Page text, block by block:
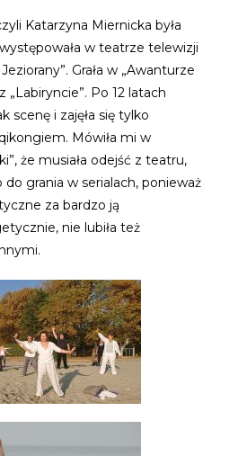
Katarzyna Miernicka była
w teatrze telewizji
Grała w „Awanturze
„Labiryncie”. Po 12 latach
scenę i zajęła się tylko
Mówiła mi w
że musiała odejść z teatru,
do grania w serialach, ponieważ
za bardzo ją
nie lubiła też